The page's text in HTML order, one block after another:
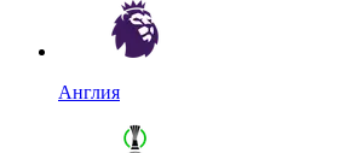
Англия